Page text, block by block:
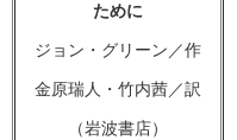
ために
ジョン・グリーン／作
金原瑞人・竹内茜／訳
（岩波書店）